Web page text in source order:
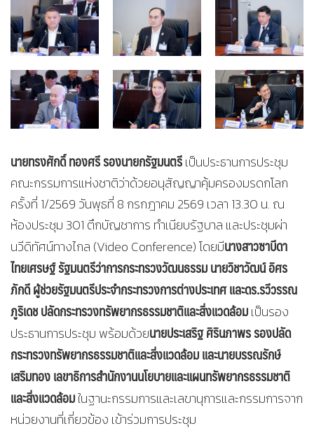
นายทรงศักดิ์ ทองศรี รองนายกรัฐมนตรีเป็นประธานการประชุม
คณะกรรมการแห่งชาติว่าด้วยอนุสัญญาคุ้มครองมรดกโลก
ครั้งที่ 1/2569 วันพุธที่ 8 กรกฎาคม 2569 เวลา 13.30 น. ณ
ห้องประชุม 301 ตึกบัญชาการ ทำเนียบรัฐบาล และประชุมผ่า
นวีดิทัศน์ทางไกล (Video Conference) โดยมีนางสาวซาบีดา
ไทยเศรษฐ์ รัฐมนตรีว่าการกระทรวงวัฒนธรรม นายวิชาวัฒน์ อิศร
ภักดี ผู้ช่วยรัฐมนตรีประจำกระทรวงการต่างประเทศ และดร.รวีวรรณ
ภูริเดช ปลัดกระทรวงทรัพยากรธรรมชาติและสิ่งแวดล้อมเป็นรอง
ประธานการประชุม พร้อมด้วยนายประเสริฐ ศิรินภาพร รองปลัด
กระทรวงทรัพยากรธรรมชาติและสิ่งแวดล้อม และนายบรรณรักษ์
เสริมทอง เลขาธิการสำนักงานนโยบายและแผนทรัพยากรธรรมชาติ
และสิ่งแวดล้อมในฐานะกรรมการและเลขานุการและกรรมการจาก
หน่วยงานที่เกี่ยวข้อง เข้าร่วมการประชุม